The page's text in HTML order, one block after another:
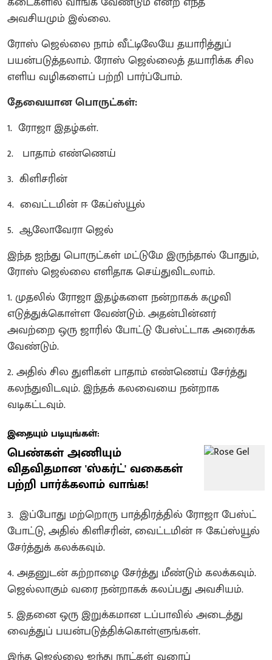
அவசியமும் இல்லை.
ரோஸ் ஜெல்லை நாம் வீட்டிலேயே தயாரித்துப்
பயன்படுத்தலாம். ரோஸ் ஜெல்லைத் தயாரிக்க சில
எளிய வழிகளைப் பற்றி பார்ப்போம்.
தேவையான பொருட்கள்:
1. ரோஜா இதழ்கள்.
2. பாதாம் எண்ணெய்
3. கிளிசரின்
4. வைட்டமின் ஈ கேப்ஸ்யூல்
5. ஆலோவேரா ஜெல்
இந்த ஐந்து பொருட்கள் மட்டுமே இருந்தால் போதும்,
ரோஸ் ஜெல்லை எளிதாக செய்துவிடலாம்.
1. முதலில் ரோஜா இதழ்களை நன்றாகக் கழுவி
எடுத்துக்கொள்ள வேண்டும். அதன்பின்னர்
அவற்றை ஒரு ஜாரில் போட்டு பேஸ்ட்டாக அரைக்க
வேண்டும்.
2. அதில் சில துளிகள் பாதாம் எண்ணெய் சேர்த்து
கலந்துவிடவும். இந்தக் கலவையை நன்றாக
வடிகட்டவும்.
இதையும் படியுங்கள்:
பெண்கள் அணியும்
விதவிதமான 'ஸ்கர்ட்' வகைகள்
பற்றி பார்க்கலாம் வாங்க!
3. இப்போது மற்றொரு பாத்திரத்தில் ரோஜா பேஸ்ட்
போட்டு, அதில் கிளிசரின், வைட்டமின் ஈ கேப்ஸ்யூல்
சேர்த்துக் கலக்கவும்.
4. அதனுடன் கற்றாழை சேர்த்து மீண்டும் கலக்கவும்.
ஜெல்லாகும் வரை நன்றாகக் கலப்பது அவசியம்.
5. இதனை ஒரு இறுக்கமான டப்பாவில் அடைத்து
வைத்துப் பயன்படுத்திக்கொள்ளுங்கள்.